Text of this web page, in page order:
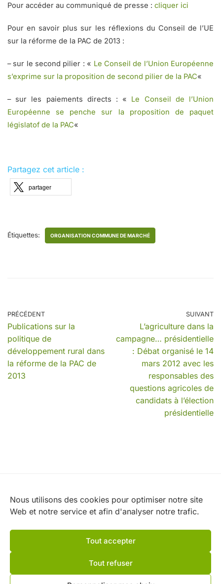
Nous utilisons des cookies pour optimiser notre site
Web et notre service et afin d'analyser notre trafic.
Tout accepter
Tout refuser
Pour accéder au communiqué de presse : cliquer ici
Pour en savoir plus sur les réflexions du Conseil de l’UE
sur la réforme de la PAC de 2013 :
– sur le second pilier : « Le Conseil de l’Union Européenne
s’exprime sur la proposition de second pilier de la PAC«
– sur les paiements directs : « Le Conseil de l’Union
Européenne se penche sur la proposition de paquet
législatof de la PAC«
Partagez cet article :
partager
Étiquettes: ORGANISATION COMMUNE DE MARCHÉ
PRÉCÉDENT
Publications sur la
politique de
développement rural dans
la réforme de la PAC de
2013
SUIVANT
L’agriculture dans la
campagne… présidentielle
: Débat organisé le 14
mars 2012 avec les
responsables des
questions agricoles de
candidats à l’élection
présidentielle